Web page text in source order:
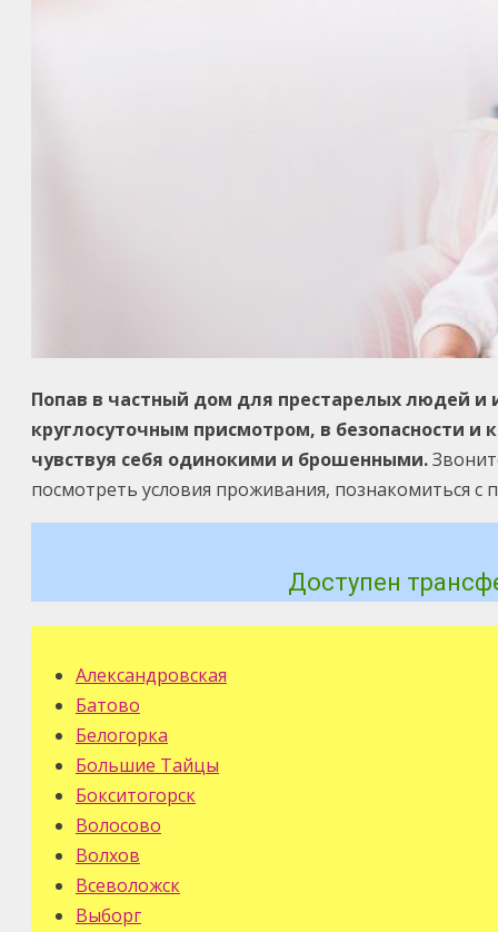
Попав в частный дом для престарелых людей
круглосуточным присмотром, в безопасности
чувствуя себя одинокими и брошенными.
посмотреть условия проживания, познакомиться
Доступен
Александровская
Батово
Белогорка
Большие Тайцы
Бокситогорск
Волосово
Волхов
Всеволожск
Выборг